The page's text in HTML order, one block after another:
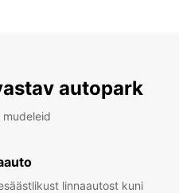
autopark
linnaautost kuni